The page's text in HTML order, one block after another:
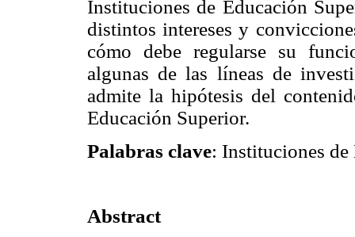
Instituciones de Educación
distintos intereses y
cómo debe regularse su
algunas de las líneas de
admite la hipótesis del
Educación Superior.
Palabras clave: Instituciones
Abstract